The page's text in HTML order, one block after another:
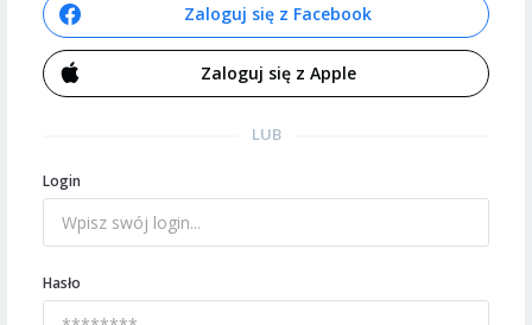
Zaloguj się z Facebook
Zaloguj się z Apple
LUB
Login
Hasło